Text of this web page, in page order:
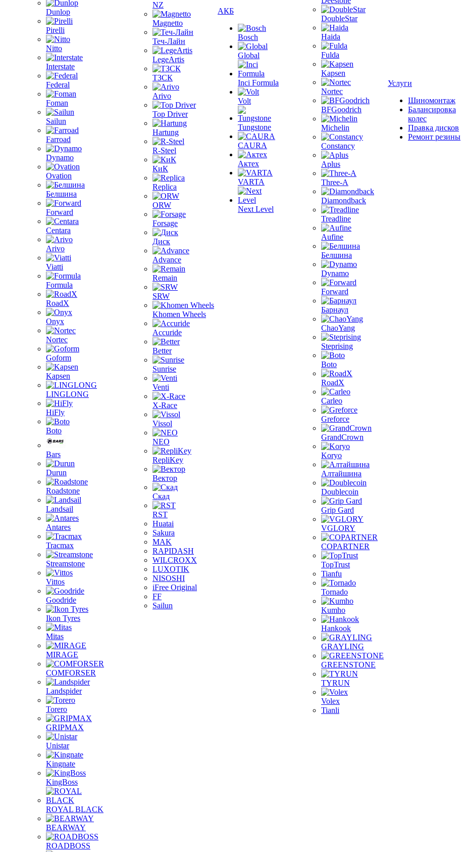
Dunlop
Pirelli
Nitto
Interstate
Federal
Foman
Sailun
Farroad
Dynamo
Ovation
Белшина
Forward
Centara
Arivo
Viatti
Formula
RoadX
Onyx
Nortec
Goform
Kapsen
LINGLONG
HiFly
Boto
Bars
Durun
Roadstone
Landsail
Antares
Tracmax
Streamstone
Vittos
Goodride
Ikon Tyres
Mitas
MIRAGE
COMFORSER
Landspider
Torero
GRIPMAX
Unistar
Kingnate
KingBoss
ROYAL BLACK
BEARWAY
ROADBOSS
NZ
Magnetto
Теч-Лайн
LegeArtis
ТЗСК
Arivo
Top Driver
Hartung
R-Steel
КиК
Replica
ORW
Forsage
Диск
Advance
Remain
SRW
Khomen Wheels
Accuride
Better
Sunrise
Venti
X-Race
Vissol
NEO
RepliKey
Вектор
Скад
RST
Huatai
Sakura
MAK
RAPIDASH
WILCROXX
LUXOTIK
NISOSHI
iFree Original
FF
Sailun
АКБ
Bosch
Global
Inci Formula
Volt
Tungstone
CAURA
Актех
VARTA
Next Level
DoubleStar
Haida
Fulda
Kapsen
Nortec
BFGoodrich
Michelin
Constancy
Aplus
Three-A
Diamondback
Treadline
Aufine
Белшина
Dynamo
Forward
Барнаул
ChaoYang
Steprising
Boto
RoadX
Carleo
Greforce
GrandCrown
Koryo
Алтайшина
Doublecoin
Grip Gard
VGLORY
COPARTNER
TopTrust
Tianfu
Tornado
Kumho
Hankook
GRAYLING
GREENSTONE
TYRUN
Volex
Tianli
Услуги
Шиномонтаж
Балансировка
колес
Правка дисков
Ремонт резины